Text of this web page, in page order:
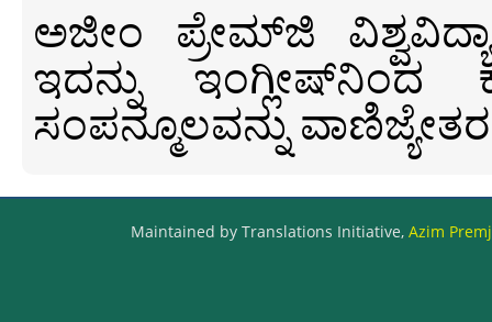
ಅಜೀಂ ಪ್ರೇಮ್‍ಜಿ
ಇದನ್ನು ಇಂಗ್ಲೀಷ್‍ನಿಂದ
ಸಂಪನ್ಮೂಲವನ್ನು
Maintained by Translations Initiative, Azim